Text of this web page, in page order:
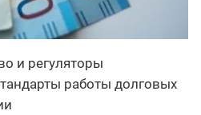
и регуляторы
работы долговых